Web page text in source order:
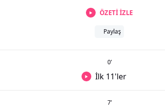
ÖZETİ İZLE
Paylaş
0’
İlk 11'ler
7’